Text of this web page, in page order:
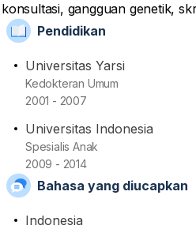
gangguan genetik,
anak dengan kisaran
Ikatan Dokter Indonesia (IDI)
penyakit-penyakit yang
Pendidikan
Universitas Yarsi
Kedokteran Umum
2001 - 2007
Universitas Indonesia
Spesialis Anak
2009 - 2014
Bahasa yang diucapkan
Indonesia